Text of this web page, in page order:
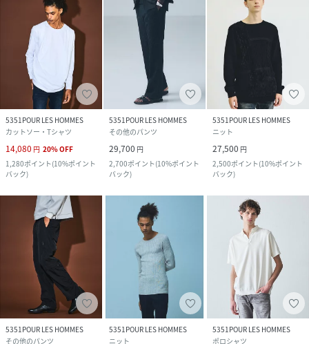
5351POUR LES HOMMES
カットソー・Tシャツ
14,080 円 20%OFF
1,280ポイント(10%ポイント
バック)
5351POUR LES HOMMES
その他のパンツ
29,700 円
2,700ポイント(10%ポイント
バック)
5351POUR LES HOMMES
ニット
27,500 円
2,500ポイント(10%ポイント
バック)
5351POUR LES HOMMES
その他のパンツ
5351POUR LES HOMMES
ニット
5351POUR LES HOMMES
ポロシャツ